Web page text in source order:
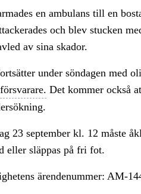
en ambulans till en
och blev stucken
av sina skador.
under söndagen med
försvarare. Det kommer också
23 september kl. 12 måste
eller släppas på fri fot.
ärendenummer: AM-